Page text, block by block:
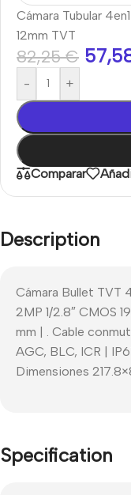
Cámara Tubular
12mm TVT
82,25€
- +
Comparar
Description
Cámara Bullet TVT
2MP 1/2.8″ CMOS
mm | . Cable
AGC, BLC, ICR |
Dimensiones
Specification